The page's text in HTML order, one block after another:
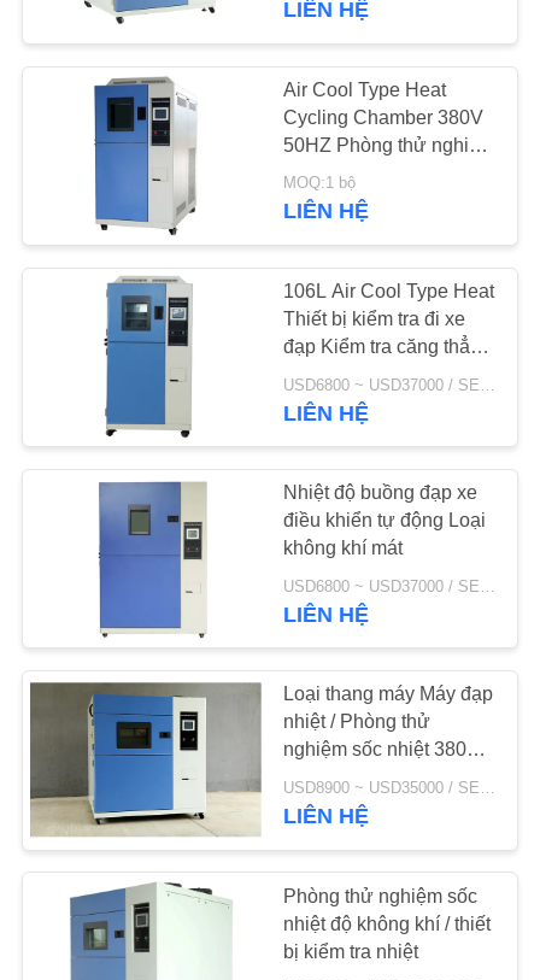
Phòng thử nghiệm
xenon
56
Phòng thử nghiệm
thời tiết UV
54
Cát và bụi kiểm tra
buồng
Phòng thử nghiệm
phun nước
LIÊN HỆ
Air Cool Type Heat
Cycling Chamber 380V
50HZ Phòng thử nghiệm
sốc nhiệt
MOQ:1 bộ
LIÊN HỆ
106L Air Cool Type Heat
Thiết bị kiểm tra đi xe
đạp Kiểm tra căng thẳng
môi trường
LIÊN HỆ
Nhiệt độ buồng đạp xe
điều khiển tự động Loại
không khí mát
USD6800 ~ USD37000 / SET MOQ:1 tập
LIÊN HỆ
Loại thang máy Máy đạp
nhiệt / Phòng thử
nghiệm sốc nhiệt 380V
50HZ
USD8900 ~ USD35000 / SET MOQ:1 tập
LIÊN HỆ
Phòng thử nghiệm sốc
nhiệt độ không khí / thiết
bị kiểm tra nhiệt